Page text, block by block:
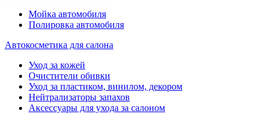
Мойка автомобиля
Полировка автомобиля
Автокосметика для салона
Уход за кожей
Очистители обивки
Уход за пластиком, винилом, декором
Нейтрализаторы запахов
Аксессуары для ухода за салоном